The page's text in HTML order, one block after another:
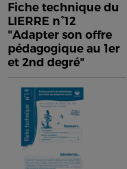
Fiche technique du
LIERRE n°12
"Adapter son offre
pédagogique au 1er
et 2nd degré"